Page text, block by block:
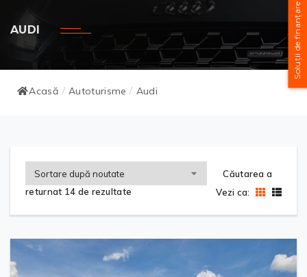
AUDI
Acasă / Autoturisme / Audi
Căutarea a
returnat 14 de rezultate
Vezi ca:
Soluții de finanțare